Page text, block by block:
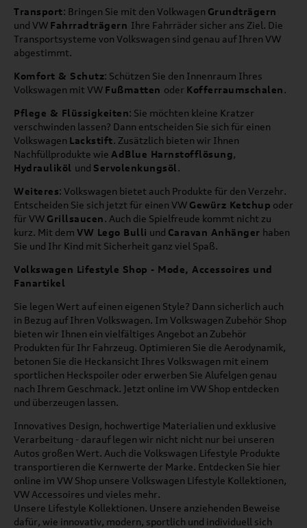
Transport: Bringen Sie mit den Volkwagen Grundträgern
und VW Fahrradträgern Ihre Fahrräder sicher ans Ziel. Die
Transportsysteme von Volkswagen sind genau auf Ihren VW
abgestimmt.
Komfort & Schutz: Schützen Sie den Innenraum Ihres
Volkswagen mit VW Fußmatten oder Kofferraumschalen.
Pflege & Flüssigkeiten: Sie möchten kleine Kratzer
verschwinden lassen? Dann entscheiden Sie sich für einen
Volkswagen Lackstift. Zusätzlich bieten wir Ihnen
Nachfüllprodukte wie AdBlue Harnstofflösung,
Hydrauliköl und Servolenkungsöl.
Weiteres: Volkswagen bietet auch Produkte für den Verzehr.
Entscheiden Sie sich jetzt für einen VW Gewürz Ketchup oder
für VW Grillsaucen. Auch die Spielfreude kommt nicht zu
kurz. Mit dem VW Lego Bulli und Caravan Anhänger haben
Sie und Ihr Kind mit Sicherheit ganz viel Spaß.
Volkswagen Lifestyle Shop - Mode, Accessoires und
Fanartikel
Sie legen Wert auf einen eigenen Style? Dann sicherlich auch
in Bezug auf Ihren Volkswagen. Im Volkswagen Zubehör Shop
bieten wir Ihnen ein vielfältiges Angebot an Zubehör
Produkten für Ihr Fahrzeug. Optimieren Sie die Aerodynamik,
betonen Sie die Heckansicht Ihres Volkswagen mit einem
sportlichen Heckspoiler oder erwerben Sie Alufelgen genau
nach Ihrem Geschmack. Jetzt online im VW Shop entdecken
und überzeugen lassen.
Innovatives Design, hochwertige Materialien und exklusive
Verarbeitung - darauf legen wir nicht nicht nur bei unseren
Autos großen Wert. Auch die Volkswagen Lifestyle Produkte
transportieren die Kernwerte der Marke. Entdecken Sie hier
online im VW Shop unsere Volkswagen Lifestyle Kollektionen,
VW Accessoires und vieles mehr.
Unsere Lifestyle Kollektionen. Unsere anziehenden Beweise
dafür, wie innovativ, modern, sportlich und individuell sich